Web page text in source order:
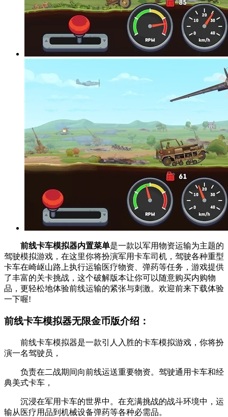
前线卡车模拟器内置菜单是一款以军用物资运输为主题的
驾驶模拟游戏，在这里你将扮演军用卡车司机，驾驶各种重型
卡车在崎岖山路上执行运输医疗物资、弹药等任务，游戏提供
了丰富的关卡挑战，这个破解版本让你可以随意购买内购物
品，更轻松地体验前线运输的紧张与刺激。欢迎前来下载体验
一下喔!
前线卡车模拟器无限金币版介绍：
前线卡车模拟器是一款引人入胜的卡车模拟游戏，你将扮
演一名驾驶员，
负责在二战期间向前线运送重要物资。驾驶通用卡车和经
典美式卡车，
沉浸在军用卡车的世界中。在充满挑战的战斗环境中，运
输从医疗用品到机械设备弹药等各种必需品。